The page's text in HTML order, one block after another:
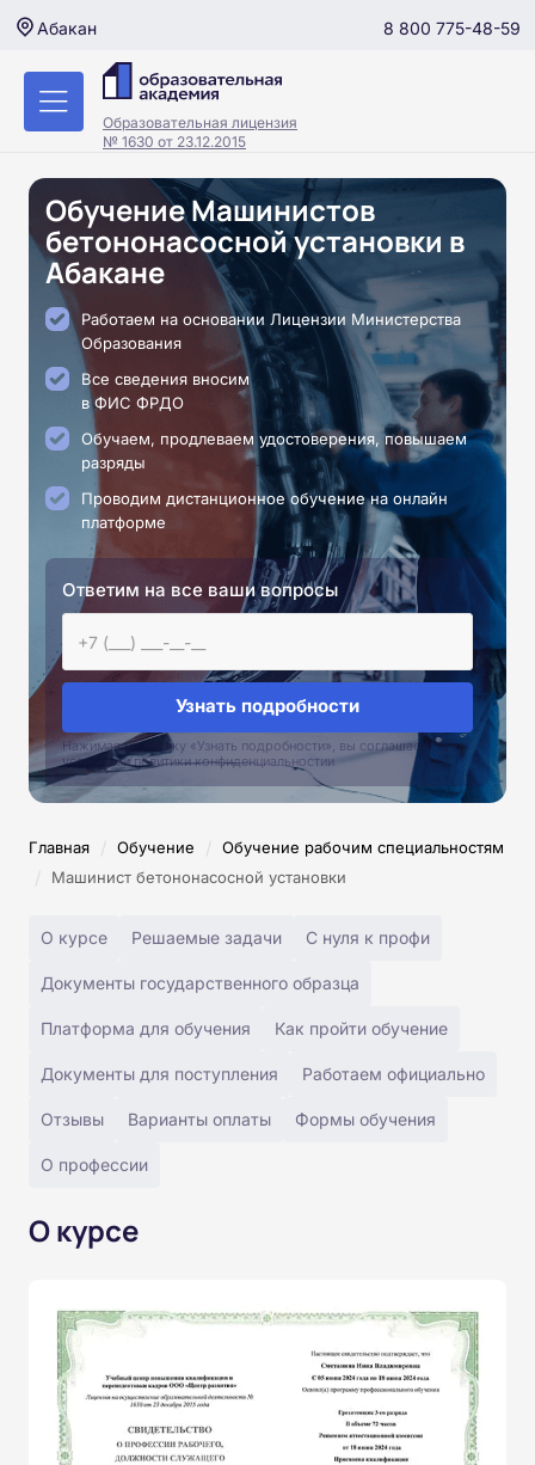
Абакан 8 800 775-48-59
Образовательная лицензия
№ 1630 от 23.12.2015
Обучение Машинистов
бетононасосной установки в
Абакане
Работаем на основании Лицензии Министерства
Образования
Все сведения вносим
в ФИС ФРДО
Обучаем, продлеваем удостоверения, повышаем
разряды
Проводим дистанционное обучение на онлайн
платформе
Ответим на все ваши вопросы
Узнать подробности
Нажимая на кнопку «Узнать подробности», вы соглашаетесь с
условиями политики конфиденциальностии
Главная / Обучение / Обучение рабочим специальностям
/ Машинист бетононасосной установки
О курсе Решаемые задачи С нуля к профи
Документы государственного образца
Платформа для обучения Как пройти обучение
Документы для поступления Работаем официально
Отзывы Варианты оплаты Формы обучения
О профессии
О курсе